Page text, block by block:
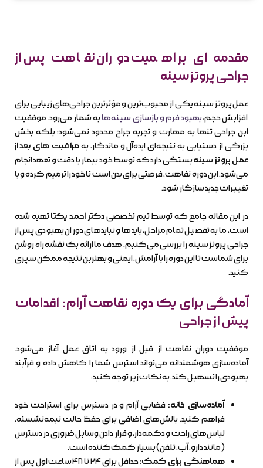
مقدمه‌ای بر اهمیت دوران نقاهت پس از
جراحی پروتز سینه
عمل پروتز سینه یکی از محبوب‌ترین و مؤثرترین جراحی‌های زیبایی برای
افزایش حجم،بهبود فرم و بازسازی سینه‌هابه شمار می‌رود. موفقیت
این جراحی تنها به مهارت و تجربه جراح محدود نمی‌شود؛ بلکه بخش
بزرگی از دستیابی به نتیجه‌ای ایده‌آل و ماندگار، بهمراقبت های بعد از
عمل پروتز سینهبستگی دارد که توسط خود بیمار با دقت و تعهد انجام
می‌شود. این دوره نقاهت، فرصتی برای بدن است تا خود را ترمیم کرده و با
تغییرات جدید سازگار شود.
در این مقاله جامع که توسط تیم تخصصیدکتر احمد یکتا تهیه شده
است، ما به تفصیل تمام مراحل، بایدها و نبایدهای دوران بهبودی پس از
جراحی پروتز سینه را بررسی می‌کنیم. هدف ما ارائه یک نقشه راه روشن
برای شماست تا این دوره را با آرامش، ایمنی و بهترین نتیجه ممکن سپری
کنید.
آمادگی برای یک دوره نقاهت آرام: اقدامات
پیش از جراحی
موفقیت دوران نقاهت از قبل از ورود به اتاق عمل آغاز می‌شود.
آماده‌سازی هوشمندانه می‌تواند استرس شما را کاهش داده و فرآیند
بهبودی را تسهیل کند. به نکات زیر توجه کنید:
آماده‌سازی خانه: فضایی آرام و در دسترس برای استراحت خود
فراهم کنید. بالش‌های اضافی برای حفظ حالت نیمه‌نشسته،
لباس‌های راحت و دکمه‌دار، و قرار دادن وسایل ضروری در دسترس
(مانند دارو، آب، تلفن) بسیار کمک‌کننده است.
هماهنگی برای کمک:
حداقل برای ۲۴ تا ۴۸ ساعت اول پس از